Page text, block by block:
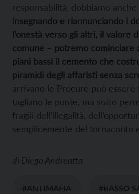
responsabilità, dobbiamo
insegnando e riannunciando i
l’onestà verso gli altri, il valore
comune – potremo cominciare
piani bassi il cemento che
piramidi degli affaristi senza
arrivano le Procure può essere
tagliano le punte, ma sotto
fragili dell’illegalità,
semplicemente del tornaconto
di Diego Andreatta
#ANTIMAFIA #BASSO